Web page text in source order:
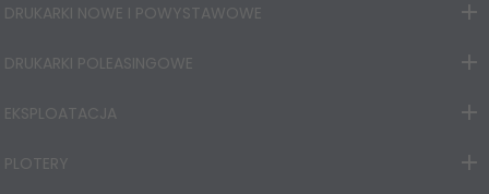
DRUKARKI NOWE I POWYSTAWOWE
DRUKARKI POLEASINGOWE
EKSPLOATACJA
PLOTERY